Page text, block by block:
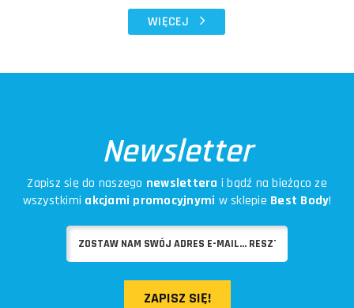
WIĘCEJ
Newsletter
Zapisz się do naszego newslettera i bądź na bieżąco ze
wszystkimi akcjami promocyjnymi w sklepie Best Body!
ZAPISZ SIĘ!